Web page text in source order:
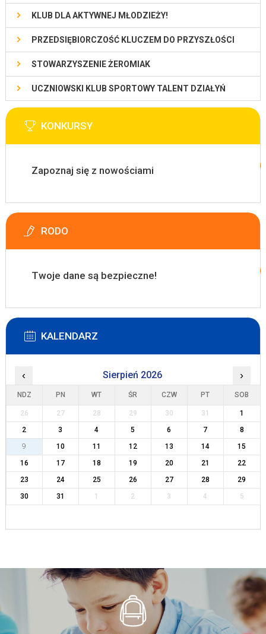
KLUB DLA AKTYWNEJ MŁODZIEŻY!
PRZEDSIĘBIORCZOŚĆ KLUCZEM DO PRZYSZŁOŚCI
STOWARZYSZENIE ŻEROMIAK
UCZNIOWSKI KLUB SPORTOWY TALENT DZIAŁYŃ
KONKURSY
Zapoznaj się z nowościami
RODO
Twoje dane są bezpieczne!
KALENDARZ
‹ Sierpień 2026 ›
NDZ PN WT ŚR CZW PT SOB
26 27 28 29 30 31
1
2
3 4 5 6 7
8
9
10 11 12 13 14
15
16
17 18 19 20 21
22
23
24 25 26 27 28
29
30
31 1 2 3 4 5